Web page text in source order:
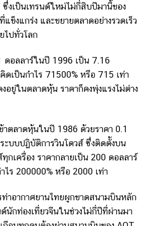
ซึ่งเป็นเทรนด์ใหม่ไม่กี่สิบปีมานี้ของ
ข็งแกร่ง และขยายตลาดอย่างรวดเร็ว
ไปทั่วโลก
ดอลลาร์ในปี 1996 เป็น 7.16
ดเป็นกำไร 71500% หรือ 715 เท่า
อยู่ในตลาดหุ้น ราคาก็คงพุ่งแรงไม่ต่าง
ตลาดหุ้นในปี 1986 ด้วยราคา 0.1
ะบบปฏิบัติการวินโดวส์ ซึ่งติดตั้งบน
กเครื่อง ราคากลายเป็น 200 ดอลลาร์
ร 200000% หรือ 2000 เท่า
าอากาศยานไทยผูกขาดสนามบินหลัก
ด์นักท่องเที่ยวจีนในช่วงไม่กี่ปีที่ผ่านมา